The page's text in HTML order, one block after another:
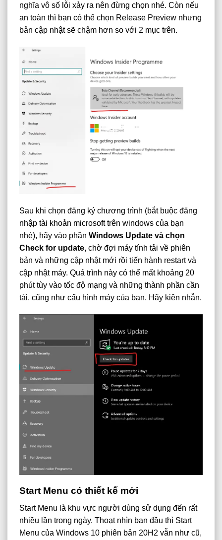
nghĩa vô số lỗi xảy ra nên đừng chọn nhé. Còn nếu
an toàn thì bạn có thể chọn Release Preview nhưng
bản cập nhật sẽ chậm hơn so với 2 mục trên.
Sau khi chọn đăng ký chương trình (bắt buộc đăng
nhập tài khoản microsoft trên windows của bạn
nhé), hãy vào phần Windows Update và chọn
Check for update, chờ đợi máy tính tải về phiên
bản và những cập nhật mới rồi tiến hành restart và
cập nhật máy. Quá trình này có thể mất khoảng 20
phút tùy vào tốc độ mạng và những thành phần cần
tải, cũng như cấu hình máy của bạn. Hãy kiên nhẫn.
Start Menu có thiết kế mới
Start Menu là khu vực người dùng sử dụng đến rất
nhiều lần trong ngày. Thoạt nhìn ban đầu thì Start
Menu của Windows 10 phiên bản 20H2 vẫn như cũ,